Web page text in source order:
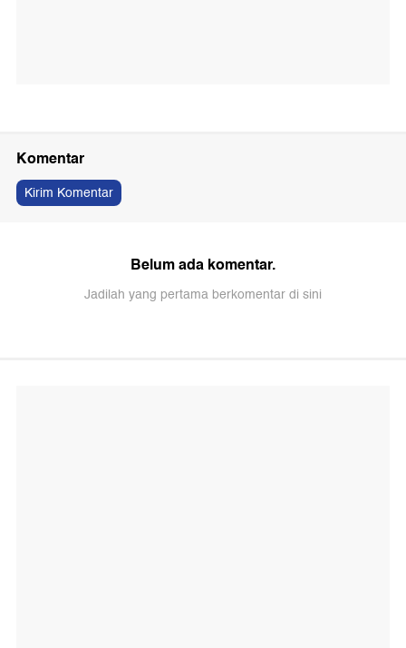
Komentar
Kirim Komentar
Belum ada komentar.
Jadilah yang pertama berkomentar di sini